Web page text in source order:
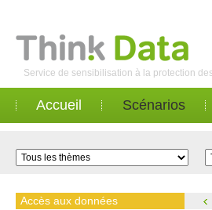
Service de sensibilisation à la protection
Accueil Scénarios
Accès aux données